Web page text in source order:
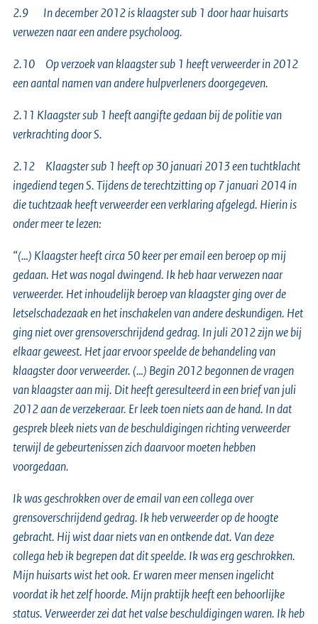
2.9 In december 2012 is klaagster sub 1 door haar huisarts
verwezen naar een andere psycholoog.
2.10 Op verzoek van klaagster sub 1 heeft verweerder in 2012
een aantal namen van andere hulpverleners doorgegeven.
2.11 Klaagster sub 1 heeft aangifte gedaan bij de politie van
verkrachting door S.
2.12 Klaagster sub 1 heeft op 30 januari 2013 een tuchtklacht
ingediend tegen S. Tijdens de terechtzitting op 7 januari 2014 in
die tuchtzaak heeft verweerder een verklaring afgelegd. Hierin is
onder meer te lezen:
“(…) Klaagster heeft circa 50 keer per email een beroep op mij
gedaan. Het was nogal dwingend. Ik heb haar verwezen naar
verweerder. Het inhoudelijk beroep van klaagster ging over de
letselschadezaak en het inschakelen van andere deskundigen. Het
ging niet over grensoverschrijdend gedrag. In juli 2012 zijn we bij
elkaar geweest. Het jaar ervoor speelde de behandeling van
klaagster door verweerder. (…) Begin 2012 begonnen de vragen
van klaagster aan mij. Dit heeft geresulteerd in een brief van juli
2012 aan de verzekeraar. Er leek toen niets aan de hand. In dat
gesprek bleek niets van de beschuldigingen richting verweerder
terwijl de gebeurtenissen zich daarvoor moeten hebben
voorgedaan.
Ik was geschrokken over de email van een collega over
grensoverschrijdend gedrag. Ik heb verweerder op de hoogte
gebracht. Hij wist daar niets van en ontkende dat. Van deze
collega heb ik begrepen dat dit speelde. Ik was erg geschrokken.
Mijn huisarts wist het ook. Er waren meer mensen ingelicht
voordat ik het zelf hoorde. Mijn praktijk heeft een behoorlijke
status. Verweerder zei dat het valse beschuldigingen waren. Ik heb